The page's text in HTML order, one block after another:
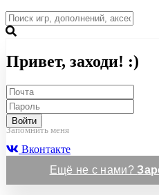
Привет, заходи! :)
Войти
Запомнить меня
Вконтакте
Ещё не с нами?